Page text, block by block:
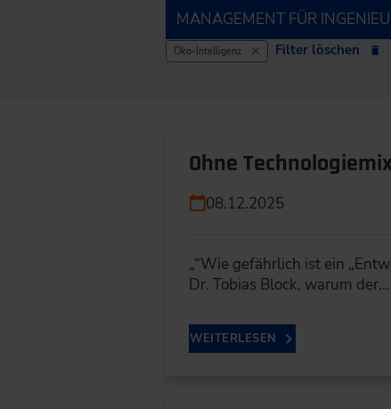
MANAGEMENT FÜR
Öko-Intelligenz Filter löschen
Ohne
08.12.2025
„“Wie gefährlich ist ein
Dr. Tobias Block, warum der…
WEITERLESEN